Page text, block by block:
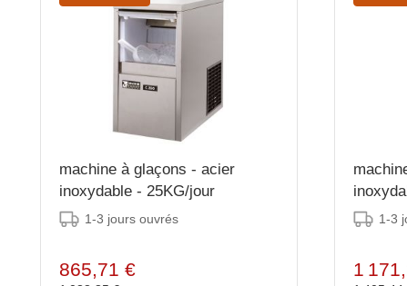
machine à glaçons - acier
inoxydable - 25KG/jour
1-3 jours ouvrés
865,71 €
1-3
1